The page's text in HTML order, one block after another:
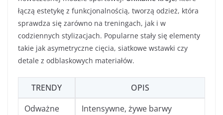
łączą estetykę z funkcjonalnością, tworzą odzież, która
sprawdza się zarówno na treningach, jak i w
codziennych stylizacjach. Popularne stały się elementy
takie jak asymetryczne cięcia, siatkowe wstawki czy
detale z odblaskowych materiałów.
TRENDY
OPIS
Odważne
Intensywne, żywe barwy